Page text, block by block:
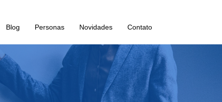
Blog Personas Novidades Contato